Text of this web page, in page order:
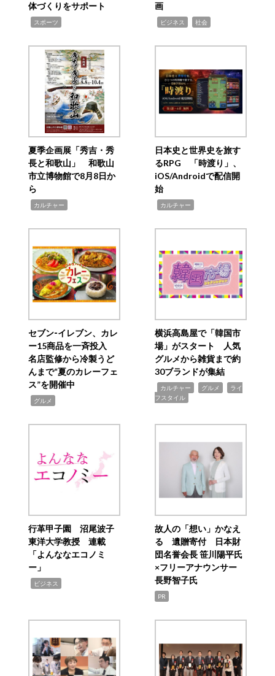
体づくりをサポート
スポーツ
画
ビジネス 社会
夏季企画展「秀吉・秀
長と和歌山」 和歌山
市立博物館で8月8日か
ら
カルチャー
日本史と世界史を旅す
るRPG 「時渡り」、
iOS/Androidで配信開
始
カルチャー
セブン‐イレブン、カレ
ー15商品を一斉投入
名店監修から冷製うど
んまで“夏のカレーフェ
ス”を開催中
グルメ
横浜高島屋で「韓国市
場」がスタート 人気
グルメから雑貨まで約
30ブランドが集結
カルチャー グルメ
ライ
フスタイル
行革甲子園 沼尾波子
東洋大学教授 連載
「よんななエコノミ
ー」
ビジネス
故人の「想い」かなえ
る 遺贈寄付 日本財
団名誉会長 笹川陽平氏
×フリーアナウンサー
長野智子氏
PR